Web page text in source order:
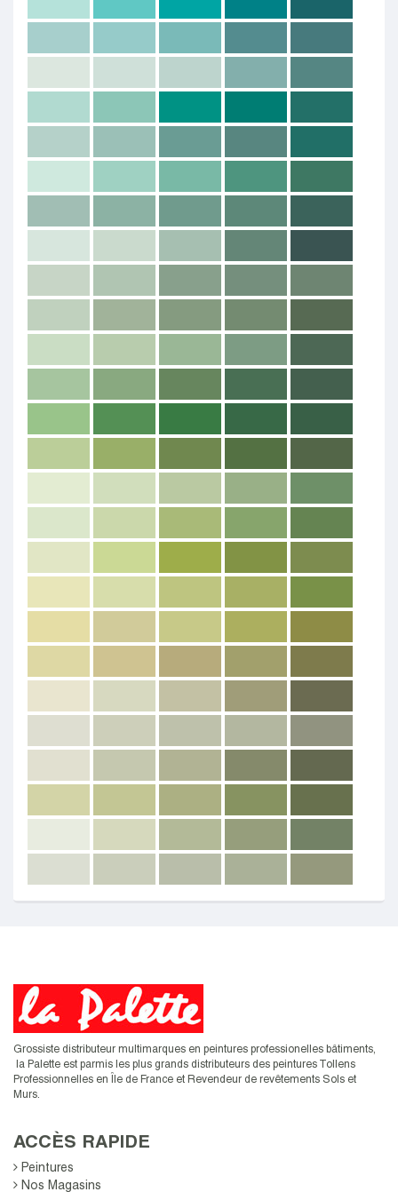
Grossiste distributeur multimarques en peintures professionelles bâtiments,
la Palette est parmis les plus grands distributeurs des peintures Tollens
Professionnelles en Île de France et Revendeur de revêtements Sols et
Murs.
ACCÈS RAPIDE
Peintures
Nos Magasins